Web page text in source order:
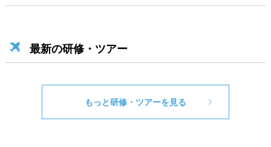
最新の研修・ツアー
もっと研修・ツアーを見る